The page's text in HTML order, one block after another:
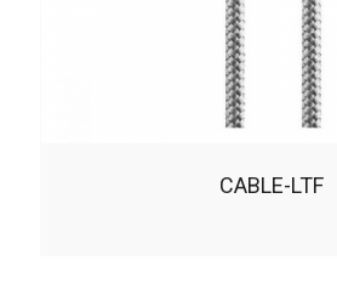
CABLE-LTF